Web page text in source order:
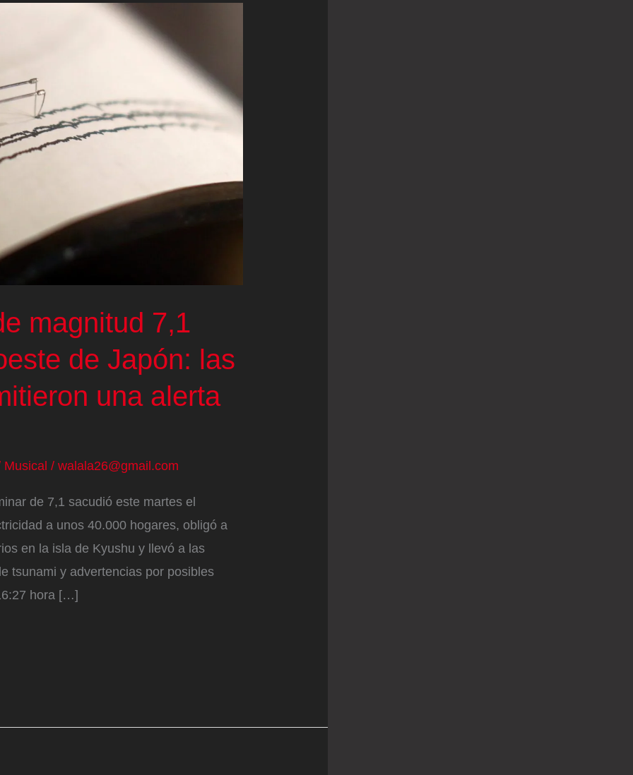
magnitud 7,1
de Japón: las
una alerta
Musical / walala26@gmail.com
de 7,1 sacudió este martes el
a unos 40.000 hogares, obligó a
en la isla de Kyushu y llevó a las
tsunami y advertencias por posibles
hora […]